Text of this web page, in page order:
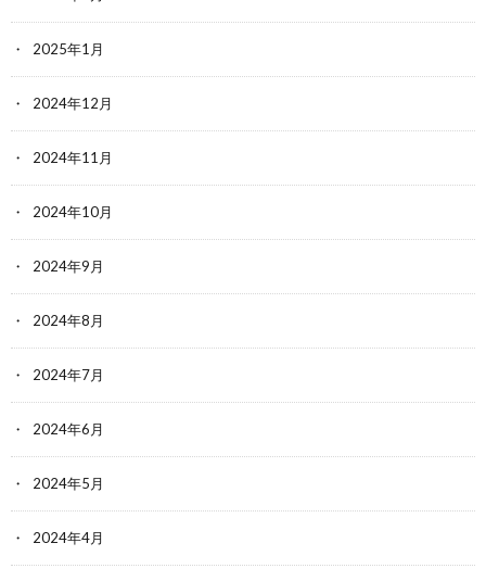
2025年1月
2024年12月
2024年11月
2024年10月
2024年9月
2024年8月
2024年7月
2024年6月
2024年5月
2024年4月